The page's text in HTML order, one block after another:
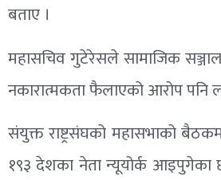
बताए ।
महासचिव गुटेरेसले सामाजिक
नकारात्मकता फैलाएको आरोप पनि
संयुक्त राष्ट्रसंघको महासभाको
१९३ देशका नेता न्यूयोर्क